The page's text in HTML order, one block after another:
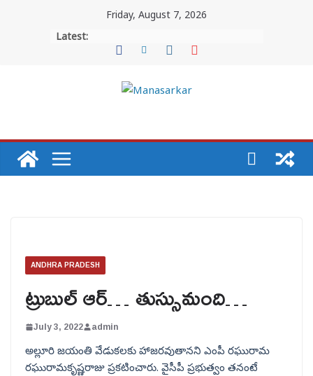
Friday, August 7, 2026
Latest:
ANDHRA PRADESH
ట్రుబుల్ ఆర్… తుస్సుమంది…
July 3, 2022 admin
అల్లూరి జయంతి వేడుకలకు హాజరవుతానని ఎంపీ రఘురామ
రఘురామకృష్ణరాజు ప్రకటించారు. వైసీపీ ప్రభుత్వం తనంటే